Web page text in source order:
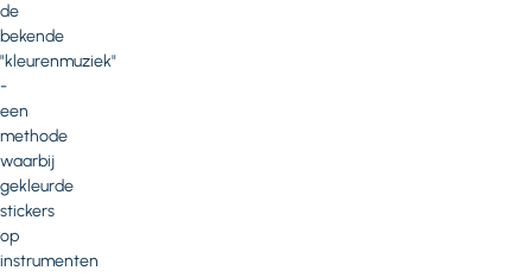
de
bekende
"kleurenmuziek"
-
een
methode
waarbij
gekleurde
stickers
op
instrumenten